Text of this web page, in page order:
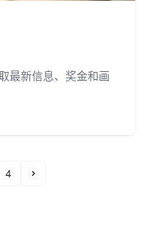
最新信息、奖金和画
4 下一页